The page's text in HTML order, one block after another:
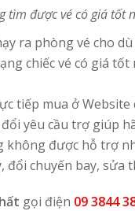
tìm được vé có giá tốt
ra phòng vé cho
chiếc vé có giá
tiếp mua ở
yêu cầu trợ giúp
không được hỗ trợ
đổi chuyến bay, sửa
gọi điện 09 3844